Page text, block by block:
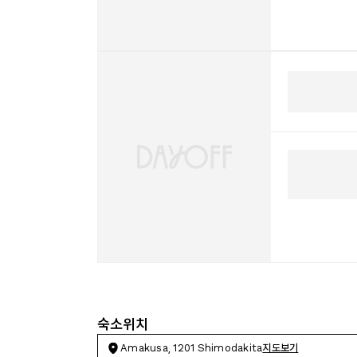
숙소위치
Amakusa, 1201 Shimodakita지도보기